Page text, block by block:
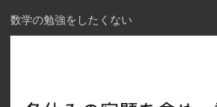
数学の勉強をしたくない